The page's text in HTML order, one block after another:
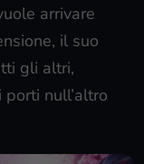
arrivare
il suo
gli altri,
null’altro